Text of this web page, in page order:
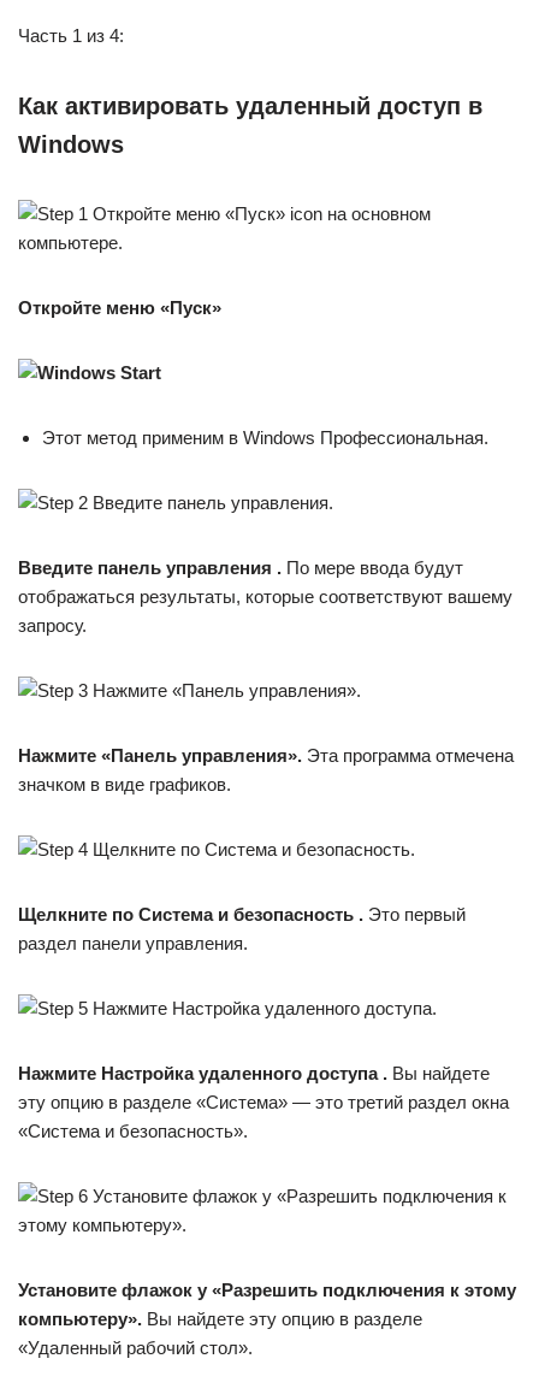
Часть 1 из 4:
Как активировать удаленный доступ в
Windows
Откройте меню «Пуск»
Этот метод применим в Windows Профессиональная.
Введите панель управления . По мере ввода будут
отображаться результаты, которые соответствуют вашему
запросу.
Нажмите «Панель управления». Эта программа отмечена
значком в виде графиков.
Щелкните по Система и безопасность . Это первый
раздел панели управления.
Нажмите Настройка удаленного доступа. Вы найдете
эту опцию в разделе «Система» — это третий раздел окна
«Система и безопасность».
Установите флажок у «Разрешить подключения к этому
компьютеру». Вы найдете эту опцию в разделе
«Удаленный рабочий стол».